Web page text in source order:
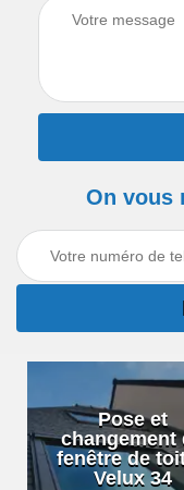
On vous
Pose et
changement
fenêtre de
Velux 34